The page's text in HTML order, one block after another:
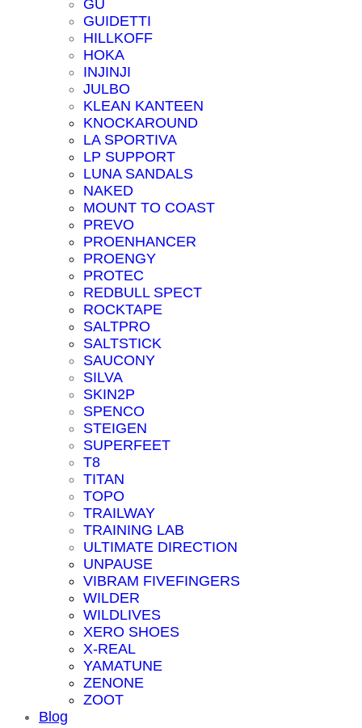
GU
GUIDETTI
HILLKOFF
HOKA
INJINJI
JULBO
KLEAN KANTEEN
KNOCKAROUND
LA SPORTIVA
LP SUPPORT
LUNA SANDALS
NAKED
MOUNT TO COAST
PREVO
PROENHANCER
PROENGY
PROTEC
REDBULL SPECT
ROCKTAPE
SALTPRO
SALTSTICK
SAUCONY
SILVA
SKIN2P
SPENCO
STEIGEN
SUPERFEET
T8
TITAN
TOPO
TRAILWAY
TRAINING LAB
ULTIMATE DIRECTION
UNPAUSE
VIBRAM FIVEFINGERS
WILDER
WILDLIVES
XERO SHOES
X-REAL
YAMATUNE
ZENONE
ZOOT
Blog